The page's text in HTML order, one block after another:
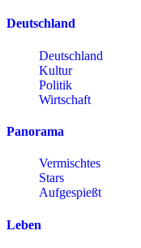
Deutschland
Deutschland
Kultur
Politik
Wirtschaft
Panorama
Vermischtes
Stars
Aufgespießt
Leben